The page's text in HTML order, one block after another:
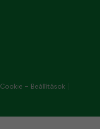
Cookie - Beállítások